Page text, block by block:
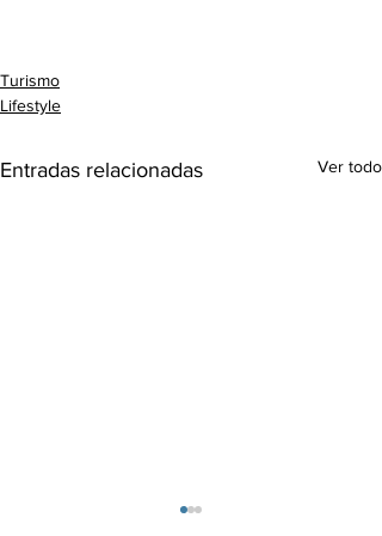
Turismo
Lifestyle
Entradas relacionadas Ver todo